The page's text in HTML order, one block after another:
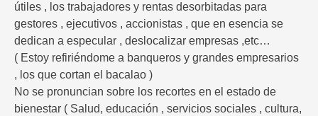
útiles , los trabajadores y rentas desorbitadas para
gestores , ejecutivos , accionistas , que en esencia se
dedican a especular , deslocalizar empresas ,etc…
( Estoy refiriéndome a banqueros y grandes empresarios
, los que cortan el bacalao )
No se pronuncian sobre los recortes en el estado de
bienestar ( Salud, educación , servicios sociales , cultura,